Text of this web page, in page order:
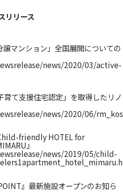
リリース
譲マンション」全国展開についての
news/2020/03/active-
育て支援住宅認定」を取得したリノ
news/2020/06/
friendly HOTEL for
』
news/2019/05/child-
』最新施設オープンのお知ら